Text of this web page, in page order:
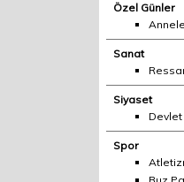
Özel Günler
Sanat
Siyaset
Devlet
Spor